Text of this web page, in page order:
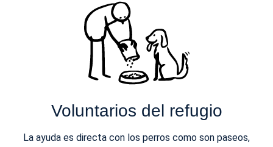
Voluntarios del refugio
La ayuda es directa con los perros como son paseos,